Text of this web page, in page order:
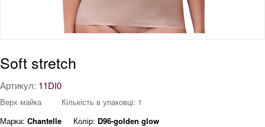
Soft stretch
Артикул: 11DI0
Верх майка
Кількість в упаковці: 1
Марка: Chantelle Колір: D96-golden glow